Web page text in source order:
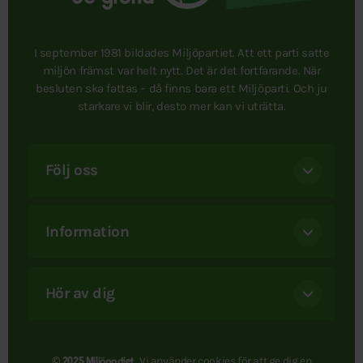
I september 1981 bildades Miljöpartiet. Att ett parti satte
miljön främst var helt nytt. Det är det fortfarande. När
besluten ska fattas – då finns bara ett Miljöparti. Och ju
starkare vi blir, desto mer kan vi uträtta.
Följ oss
Information
Hör av dig